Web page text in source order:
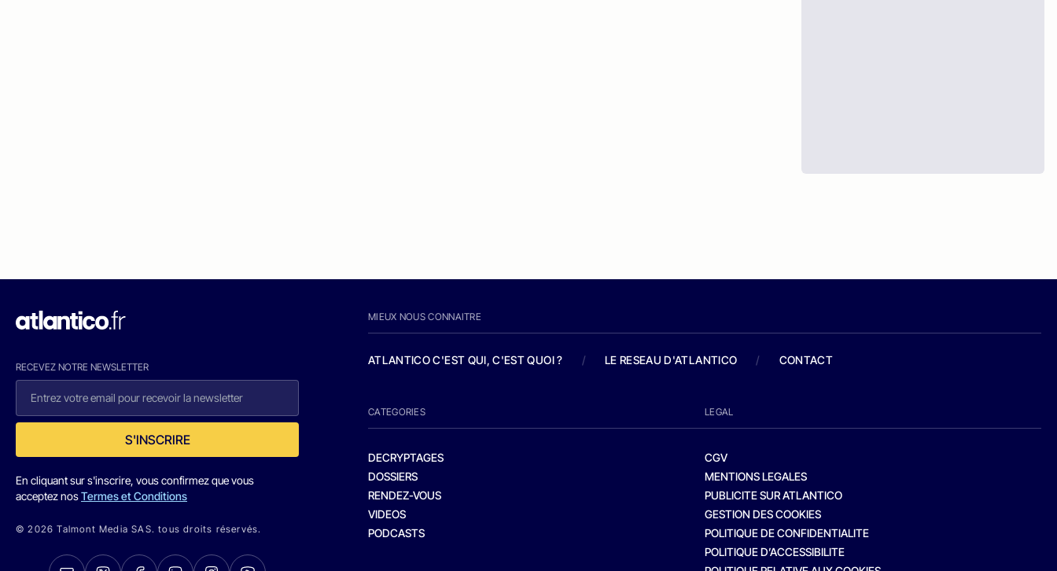
RECEVEZ NOTRE NEWSLETTER
S'INSCRIRE
En cliquant sur s'inscrire, vous confirmez que vous
acceptez nosTermes et Conditions
© 2026 Talmont Media SAS. tous droits réservés.
MIEUX NOUS CONNAITRE
ATLANTICO C'EST QUI, C'EST QUOI ? / LE RESEAU D'ATLANTICO / CONTACT
CATEGORIES
DECRYPTAGES
DOSSIERS
RENDEZ-VOUS
VIDEOS
PODCASTS
LEGAL
CGV
MENTIONS LEGALES
PUBLICITE SUR ATLANTICO
GESTION DES COOKIES
POLITIQUE DE CONFIDENTIALITE
POLITIQUE D’ACCESSIBILITE